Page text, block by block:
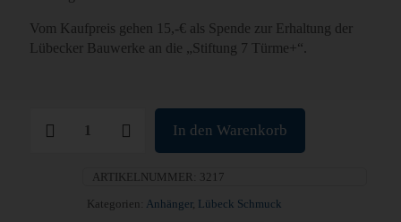
Vom Kaufpreis gehen 15,-€ als Spende zur Erhaltung der
Lübecker Bauwerke an die „Stiftung 7 Türme+“.
In den Warenkorb
ARTIKELNUMMER: 3217
Kategorien: Anhänger, Lübeck Schmuck